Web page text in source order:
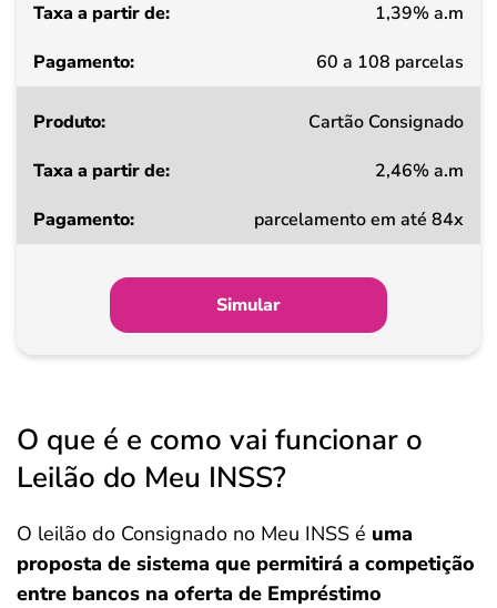
Pagamento
1,39% a.m
60 a 108 parcelas
Cartão Consignado
2,46% a.m
parcelamento em até 84x
Simular
O que é e como vai funcionar o
Leilão do Meu INSS?
O leilão do Consignado no Meu INSS é uma
proposta de sistema que permitirá a competição
entre bancos na oferta de Empréstimo